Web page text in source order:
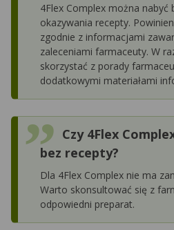
4Flex Complex można nabyć
okazywania recepty.
zgodnie z informacjami
zaleceniami farmaceuty. W
skorzystać z porady
dodatkowymi materiałami
Czy 4Flex
bez recepty?
Dla 4Flex Complex nie ma
Warto skonsultować się z
odpowiedni preparat.